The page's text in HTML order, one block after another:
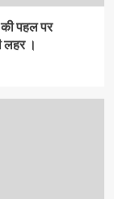
पहल पर
लहर ।